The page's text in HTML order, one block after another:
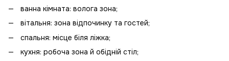
ванна кімната: волога зона;
вітальня: зона відпочинку та гостей;
спальня: місце біля ліжка;
кухня: робоча зона й обідній стіл;